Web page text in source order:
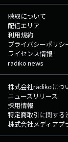
聴取について
配信エリア
利用規約
プライバシーポリシ
ライセンス情報
radiko news
株式会社radikoにつ
ニュースリリース
採用情報
特定商取引に関する
株式会社メディアプ